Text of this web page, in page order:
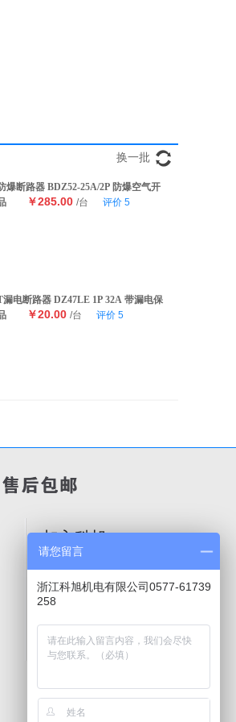
换一批
爆断路器 BDZ52-25A/2P 防爆空气开
￥285.00 /台 评价 5
电断路器 DZ47LE 1P 32A 带漏电保
￥20.00 /台 评价 5
加入科旭
品牌入驻
请您留言
浙江科旭机电有限公司0577-61739
258